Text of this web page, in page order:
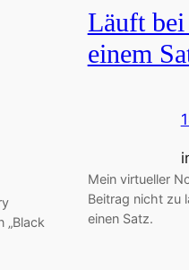
„Black
Läuft
einem
Mein virtueller
Beitrag nicht zu
einen Satz.